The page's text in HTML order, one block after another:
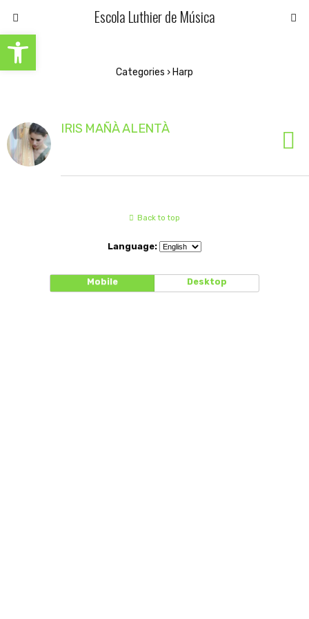
Escola Luthier de Música
Categories › Harp
IRIS MAÑÀ ALENTÀ
Open toolbar
Back to top
Language:
Mobile Desktop